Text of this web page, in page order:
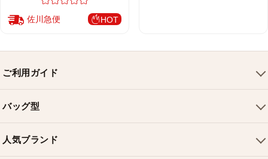
佐川急便 HOT
ご利用ガイド
配送について
バッグ型
ショルダーバッグ
人気ブランド